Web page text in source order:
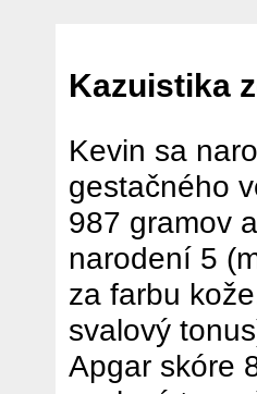
Kazuistika
Kevin sa
gestačného
987 gramov
narodení 5
za farbu
svalový
Apgar skóre